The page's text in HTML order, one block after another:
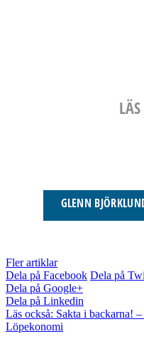
GLENN
Fler artiklar
Dela på Facebook Dela på
Dela på Google+
Dela på Linkedin
Läs också: Sakta i backarna!
Löpekonomi